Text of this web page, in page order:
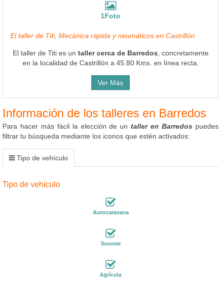
1Foto
El taller de Titi, Mecánica rápida y neumáticos en Castrillón
El taller de Titi es un taller cerca de Barredos , concretamente
en la localidad de Castrillón a 45.80 Kms. en línea recta.
Ver Más
Información de los talleres en Barredos
Para hacer más fácil la elección de untaller en Barredos puedes
filtrar tu búsqueda mediante los iconos que estén activados:
Tipo de vehículo
Tipo de vehículo
Autocaravana
Scooter
Agrícola